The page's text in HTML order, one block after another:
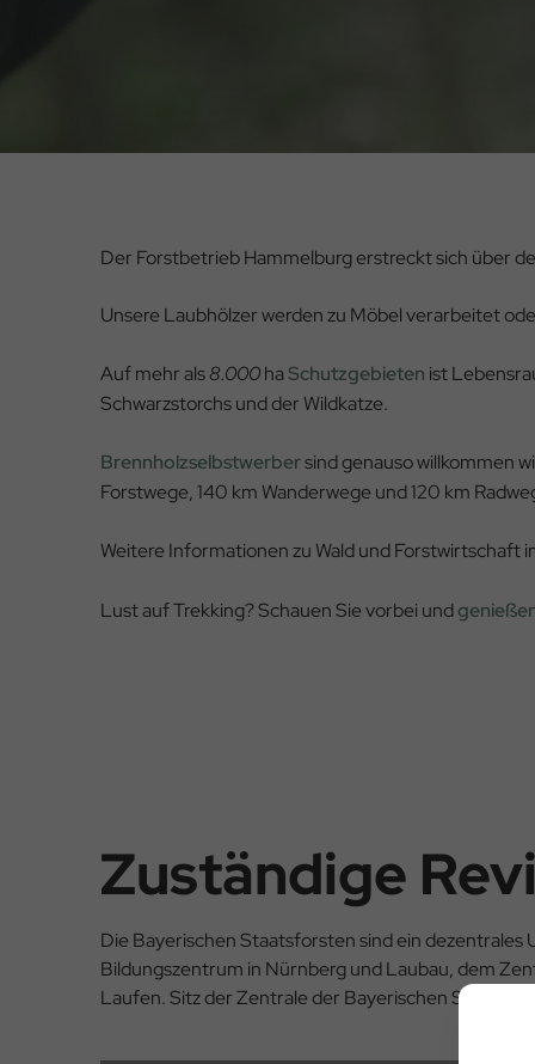
Der Forstbetrieb Hammelburg erstreckt sich über
Unsere Laubhölzer werden zu Möbel verarbeitet
Auf mehr als8.000haSchutzgebieten ist
Schwarzstorchs und der Wildkatze.
Brennholzselbstwerbersind genauso willkommen
Forstwege, 140 km Wanderwege und 120 km
Weitere Informationen zu Wald und Forstwirtschaft
Lust auf Trekking? Schauen Sie vorbei und
Zuständige
Die Bayerischen Staatsforsten sind ein
Bildungszentrum in Nürnberg und Laubau, dem
Laufen. Sitz der Zentrale der Bayerischen